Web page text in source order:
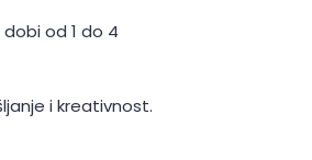
od 1 do 4
i kreativnost.